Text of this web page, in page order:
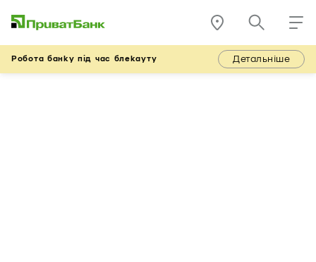
Робота банку під час блекауту Детальніше